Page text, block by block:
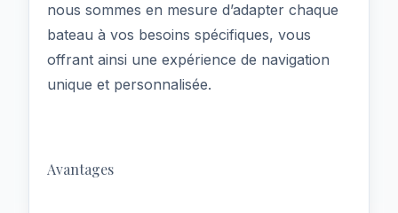
nous sommes en mesure d’adapter chaque
bateau à vos besoins spécifiques, vous
offrant ainsi une expérience de navigation
unique et personnalisée.
Avantages